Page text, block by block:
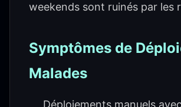
weekends sont ruinés par les
Symptômes de
Malades
Déploiements manuels